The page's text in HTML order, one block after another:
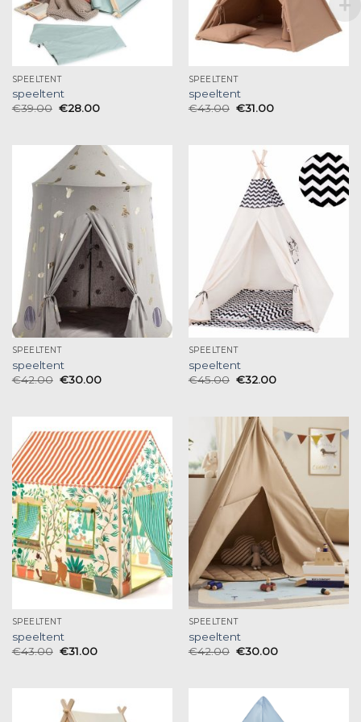
SPEELTENT
speeltent
€39.00 €28.00
SPEELTENT
speeltent
€43.00 €31.00
SPEELTENT
speeltent
€42.00 €30.00
SPEELTENT
speeltent
€45.00 €32.00
SPEELTENT
speeltent
€43.00 €31.00
SPEELTENT
speeltent
€42.00 €30.00